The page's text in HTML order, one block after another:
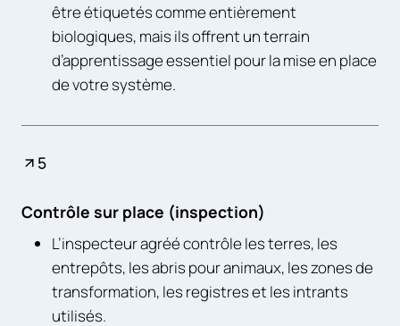
être étiquetés comme entièrement
biologiques, mais ils offrent un terrain
d’apprentissage essentiel pour la mise en place
de votre système.
5
Contrôle sur place (inspection)
L’inspecteur agréé contrôle les terres, les
entrepôts, les abris pour animaux, les zones de
transformation, les registres et les intrants
utilisés.